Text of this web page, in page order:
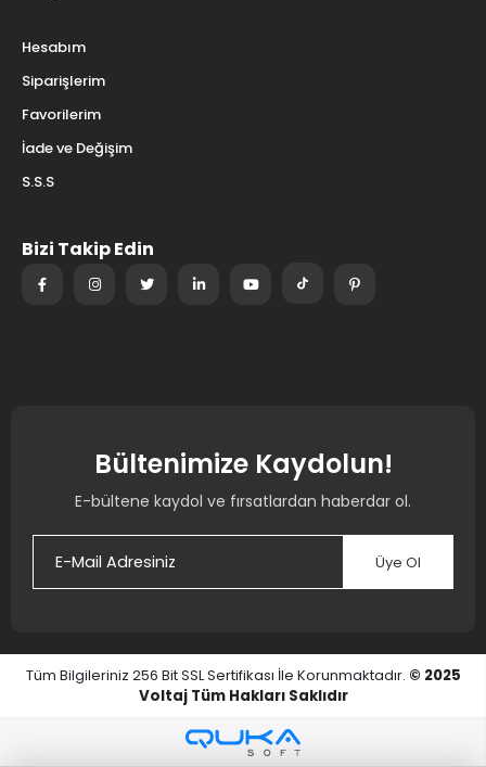
Hesabım
Siparişlerim
Favorilerim
İade ve Değişim
S.S.S
Bizi Takip Edin
Bültenimize Kaydolun!
E-bültene kaydol ve fırsatlardan haberdar ol.
Üye Ol
Tüm Bilgileriniz 256 Bit SSL Sertifikası İle Korunmaktadır. © 2025
Voltaj Tüm Hakları Saklıdır